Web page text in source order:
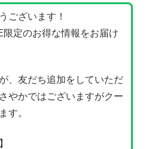
ございます！
限定のお得な情報をお届け
、友だち追加をしていただ
やかではございますがクー
す。